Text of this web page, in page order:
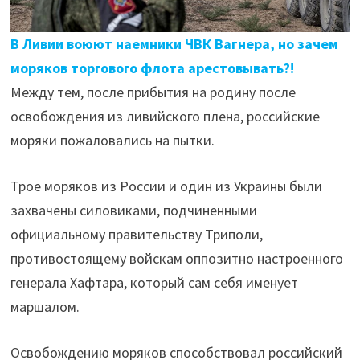
В Ливии воюют наемники ЧВК Вагнера, но зачем
моряков торгового флота арестовывать?!
Между тем, после прибытия на родину после
освобождения из ливийского плена, российские
моряки пожаловались на пытки.
Трое моряков из России и один из Украины были
захвачены силовиками, подчиненными
официальному правительству Триполи,
противостоящему войскам оппозитно настроенного
генерала Хафтара, который сам себя именует
маршалом.
Освобождению моряков способствовал российский